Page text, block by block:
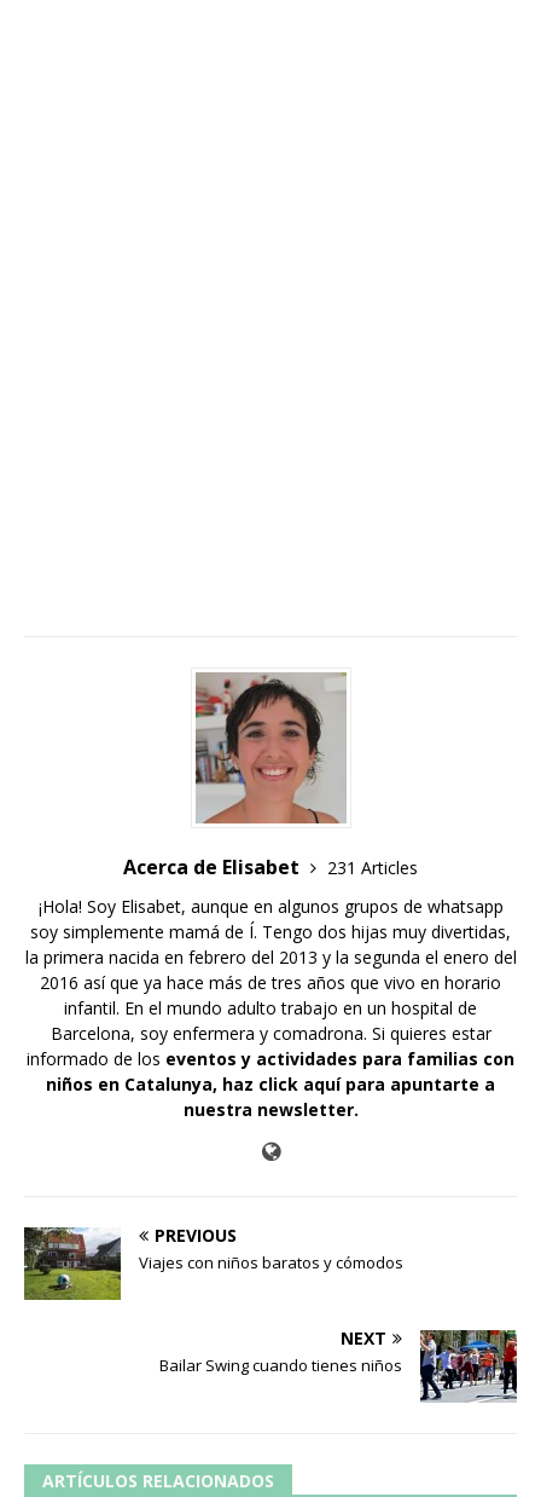
Acerca de Elisabet
231 Articles
¡Hola! Soy Elisabet, aunque en algunos grupos de whatsapp
soy simplemente mamá de Í. Tengo dos hijas muy divertidas,
la primera nacida en febrero del 2013 y la segunda el enero del
2016 así que ya hace más de tres años que vivo en horario
infantil. En el mundo adulto trabajo en un hospital de
Barcelona, soy enfermera y comadrona. Si quieres estar
informado de los eventos y actividades para familias con
niños en Catalunya, haz click aquí para apuntarte a
nuestra newsletter.
PREVIOUS
Viajes con niños baratos y cómodos
NEXT
Bailar Swing cuando tienes niños
ARTÍCULOS RELACIONADOS